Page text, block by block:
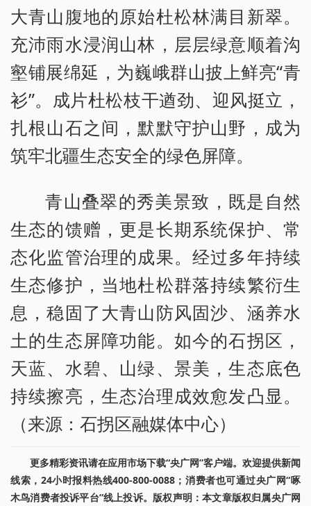
大青山腹地的原始杜松林满目新翠。
充沛雨水浸润山林，层层绿意顺着沟
壑铺展绵延，为巍峨群山披上鲜亮“青
衫”。成片杜松枝干遒劲、迎风挺立，
扎根山石之间，默默守护山野，成为
筑牢北疆生态安全的绿色屏障。
青山叠翠的秀美景致，既是自然
生态的馈赠，更是长期系统保护、常
态化监管治理的成果。经过多年持续
生态修护，当地杜松群落持续繁衍生
息，稳固了大青山防风固沙、涵养水
土的生态屏障功能。如今的石拐区，
天蓝、水碧、山绿、景美，生态底色
持续擦亮，生态治理成效愈发凸显。
（来源：石拐区融媒体中心）
更多精彩资讯请在应用市场下载“央广网”客户端。欢迎提供新闻
线索，24小时报料热线400-800-0088；消费者也可通过央广网“啄
木鸟消费者投诉平台”线上投诉。版权声明：本文章版权归属央广网